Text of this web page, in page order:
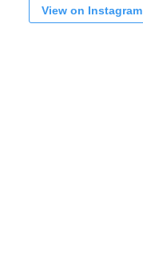
View on Instagram